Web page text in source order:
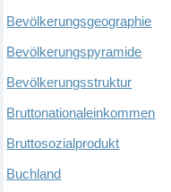
Bevö lkerungsgeographie
Bevö lkerungspyramide
Bevö lkerungsstruktur
Bruttonationaleinkommen
Bruttosozialprodukt
Buchland